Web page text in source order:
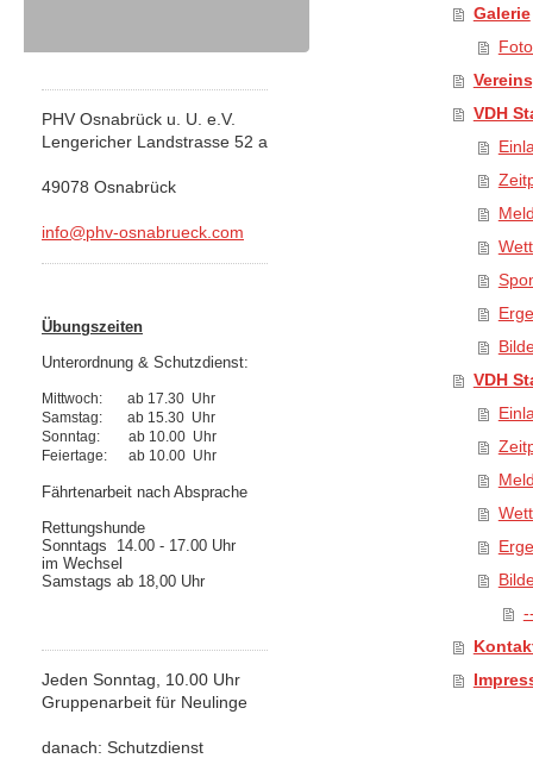
Galerie
VDH
VDH
PHV Osnabrück u. U. e.V.
Lengericher Landstrasse 52 a
49078 Osnabrück
info@phv-osnabrueck.com
Übungszeiten
Unterordnung & Schutzdienst:
Mittwoch: ab 17.30 Uhr
Samstag: ab 15.30 Uhr
Sonntag: ab 10.00 Uhr
Feiertage: ab 10.00 Uhr
Fährtenarbeit nach Absprache
Rettungshunde
Sonntags 14.00 - 17.00 Uhr
im Wechsel
Samstags ab 18,00 Uhr
Jeden Sonntag, 10.00 Uhr
Gruppenarbeit für Neulinge
danach: Schutzdienst